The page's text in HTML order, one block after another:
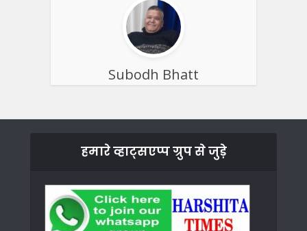
Subodh Bhatt
हमारे व्हाट्सएप्प ग्रुप से जुड़े